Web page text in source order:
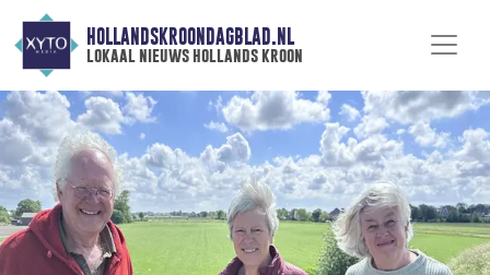
HOLLANDSKROONDAGBLAD.NL
lokaal nieuws hollands kroon